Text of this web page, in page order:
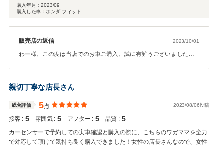
購入年月： 2023/09
購入した車：ホンダ フィット
販売店の返信 2023/10/01
わー様、この度は当店でのお車ご購入、誠に有難うございました。
らしい気持ちの良い季節になりますので、ドライブをお楽しみいた
だけたらと思います☆静岡の方に来られることがありましたら、是
非遊びに来てくださいね♪有難うございました。
親切丁寧な店長さん
総合評価 5点 2023/08/06投稿
接客 : 5 雰囲気 : 5 アフター : 5 品質 : 5
カーセンサーで予約しての実車確認と購入の際に、こちらのワガママを全力
で対応して頂けて気持ち良く購入できました！女性の店長さんなので、女性